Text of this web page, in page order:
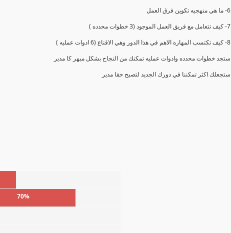
6- ما هي منهجيه تكوين فرق العمل
7- كيف تتعامل مع فريق العمل الموجود (3 خطوات محدده )
8- كيف تكتسب المهاره الاهم في هذا الدور وهي الاقناع (6 ادوات عمليه )
ستجد خطوات محدده وادوات عمليه تمكنك من النجاح بشكل مبهر كا مدير
ستجعلك اكثر تمكننا في دورك الجديد لتصبح حقا مدير
70%